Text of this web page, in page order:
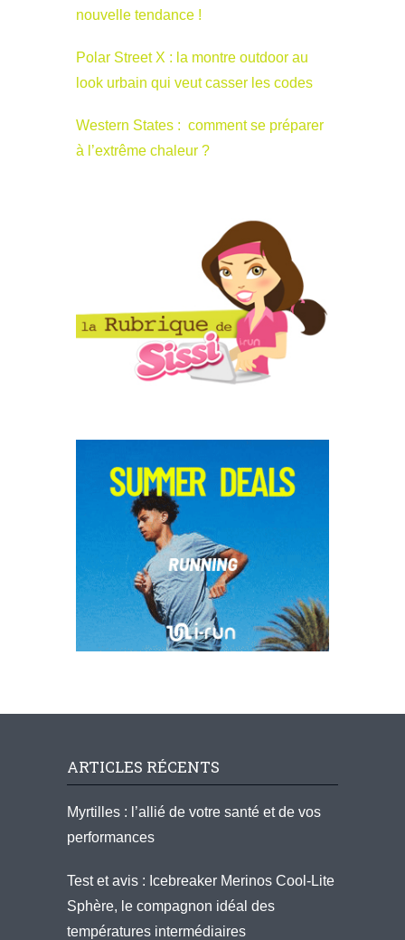
nouvelle tendance !
Polar Street X : la montre outdoor au
look urbain qui veut casser les codes
Western States : comment se préparer
à l’extrême chaleur ?
ARTICLES RÉCENTS
Myrtilles : l’allié de votre santé et de vos
performances
Test et avis : Icebreaker Merinos Cool-Lite
Sphère, le compagnon idéal des
températures intermédiaires